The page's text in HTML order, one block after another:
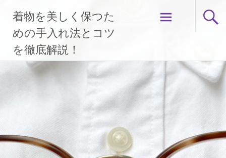
着物を美しく保つた
めの手入れ法とコツ
を徹底解説！